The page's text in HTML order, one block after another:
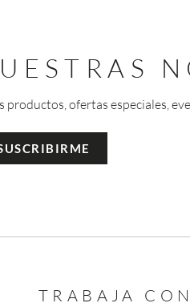
ofertas especiales,
TRABAJA